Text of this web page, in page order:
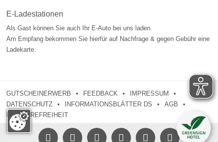
E-Ladestationen
Als Gast können Sie auch Ihr E-Auto bei uns laden.
Am Empfang bekommen Sie hierfür auf Nachfrage & gegen Gebühr eine
Ladekarte.
GUTSCHEINERWERB FEEDBACK
IMPRESSUM
DATENSCHUTZ
INFORMATIONSBLÄTTER DS
AGB
BARRIEREFREIHEIT
     